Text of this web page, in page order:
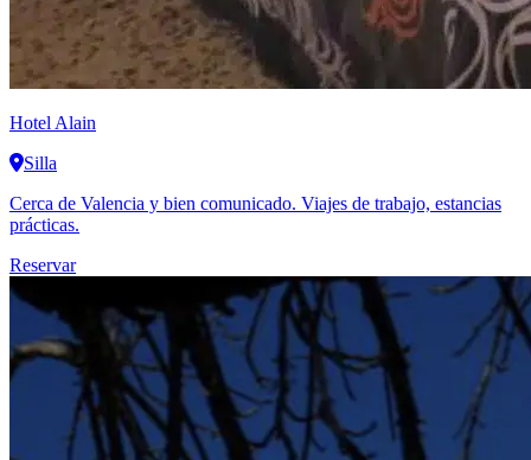
Hotel Alain
Silla
Cerca de Valencia y bien comunicado. Viajes de trabajo, estancias
prácticas.
Reservar